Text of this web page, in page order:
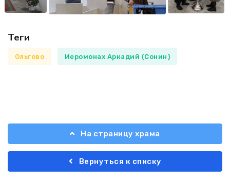
Теги
Ольгово Иеромонах Аркадий (Сонин)
На страницу храма
Вернуться к списку